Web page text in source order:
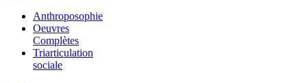
Anthroposophie
Oeuvres
Complètes
Triarticulation
sociale